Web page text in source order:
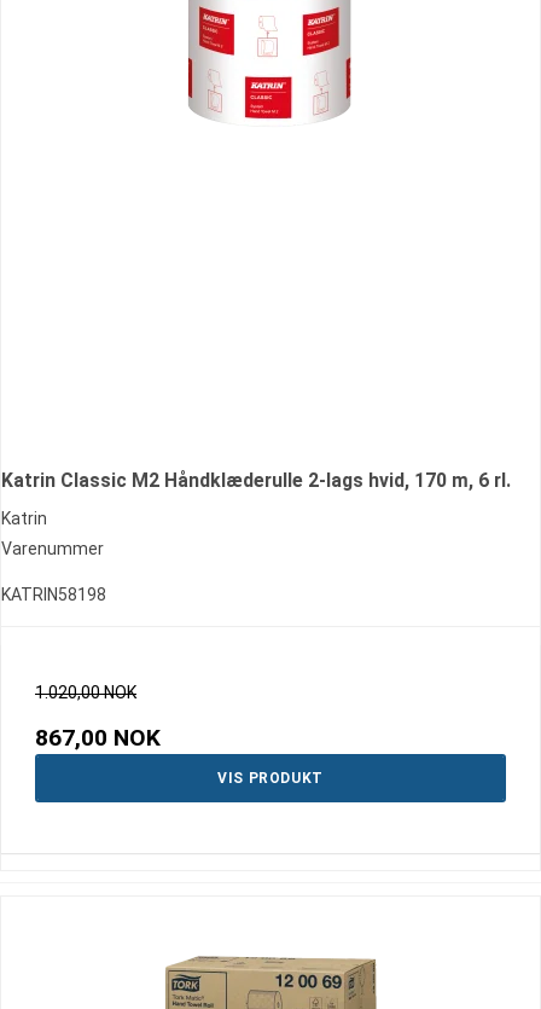
Katrin Classic M2 Håndklæderulle 2-lags hvid, 170 m, 6 rl.
Katrin
Varenummer
KATRIN58198
1.020,00 NOK
867,00 NOK
VIS PRODUKT